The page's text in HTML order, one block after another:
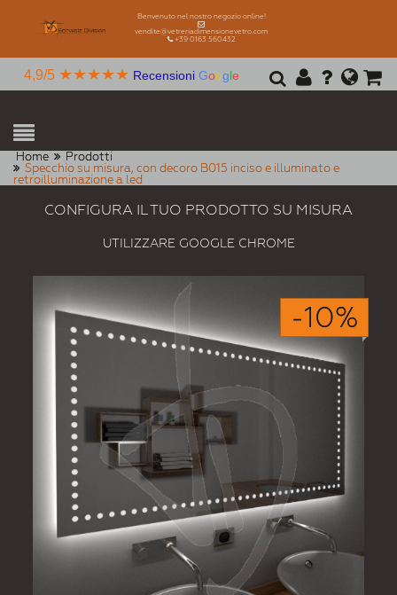
Benvenuto nel nostro negozio online!
vendite@vetreriadimensionevetro.com
+39 0163 560432
4,9/5 ★★★★★ Recensioni Google
Home
Prodotti
Specchio su misura, con decoro B015 inciso e illuminato e
retroilluminazione a led
CONFIGURA IL TUO PRODOTTO SU MISURA
UTILIZZARE GOOGLE CHROME
-10%